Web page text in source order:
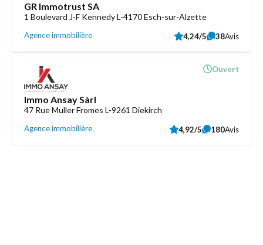
GR Immotrust SA
1 Boulevard J-F Kennedy L-4170 Esch-sur-Alzette
Agence immobilière 4,24/5 38Avis
Immo Ansay Sàrl
47 Rue Muller Fromes L-9261 Diekirch
Agence immobilière
Ouvert
4,92/5 180Avis